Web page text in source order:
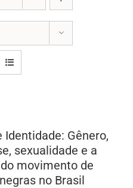
Identidade: Gênero,
sexualidade e a
movimento de
no Brasil